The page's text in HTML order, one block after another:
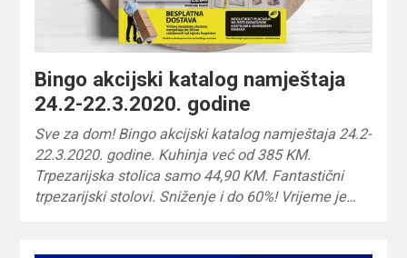
Bingo akcijski katalog namještaja
24.2-22.3.2020. godine
Sve za dom! Bingo akcijski katalog namještaja 24.2-
22.3.2020. godine. Kuhinja već od 385 KM.
Trpezarijska stolica samo 44,90 KM. Fantastični
trpezarijski stolovi. Sniženje i do 60%! Vrijeme je…